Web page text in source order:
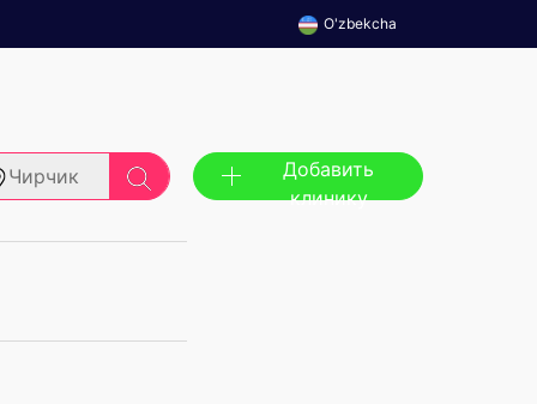
O'zbekcha
Чирчик
Добавить
клинику